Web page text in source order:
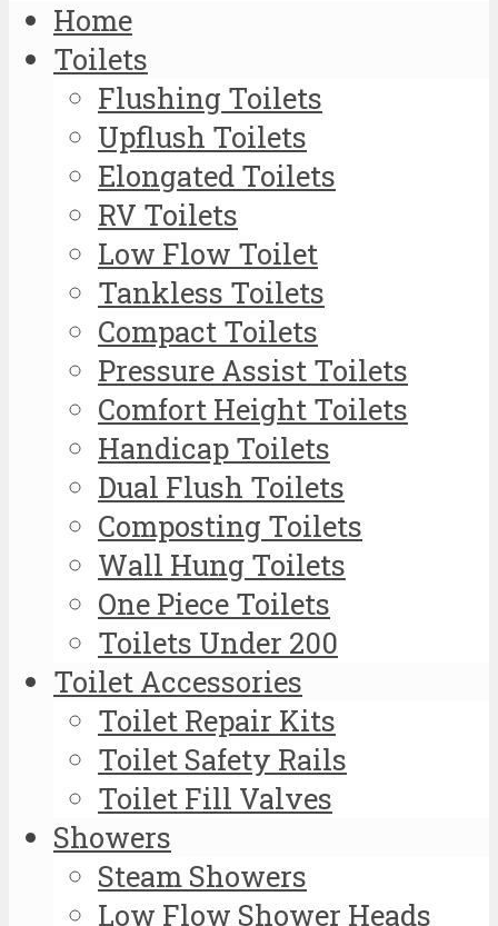
Home
Toilets
Flushing Toilets
Upflush Toilets
Elongated Toilets
RV Toilets
Low Flow Toilet
Tankless Toilets
Compact Toilets
Pressure Assist Toilets
Comfort Height Toilets
Handicap Toilets
Dual Flush Toilets
Composting Toilets
Wall Hung Toilets
One Piece Toilets
Toilets Under 200
Toilet Accessories
Toilet Repair Kits
Toilet Safety Rails
Toilet Fill Valves
Showers
Steam Showers
Low Flow Shower Heads